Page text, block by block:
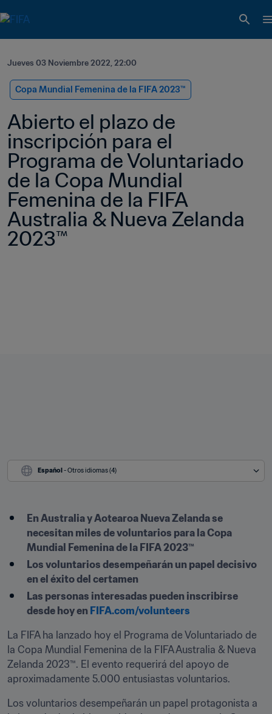
Jueves 03 Noviembre 2022, 22:00
Copa Mundial Femenina de la FIFA 2023™
Abierto el plazo de
inscripción para el
Programa de Voluntariado
de la Copa Mundial
Femenina de la FIFA
Australia & Nueva Zelanda
2023™
Español - Otros idiomas (4)
En Australia y Aotearoa Nueva Zelanda se
necesitan miles de voluntarios para la Copa
Mundial Femenina de la FIFA 2023™
Los voluntarios desempeñarán un papel decisivo
en el éxito del certamen
Las personas interesadas pueden inscribirse
desde hoy en FIFA.com/volunteers
La FIFA ha lanzado hoy el Programa de Voluntariado de
la Copa Mundial Femenina de la FIFA Australia & Nueva
Zelanda 2023™. El evento requerirá del apoyo de
aproximadamente 5.000 entusiastas voluntarios.
Los voluntarios desempeñarán un papel protagonista a